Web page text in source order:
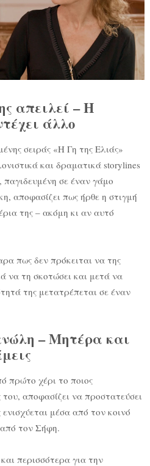
απειλεί – Η
άλλο
σειράς «Η Γη της Ελιάς»
και δραματικά storylines
σε έναν γάμο
αποφασίζει πως ήρθε η στιγμή
της – ακόμη κι αν αυτό
πως δεν πρόκειται να της
να τη σκοτώσει και μετά να
της μετατρέπεται σε έναν
– Μητέρα και
πρώτο χέρι το ποιος
αποφασίζει να προστατεύσει
μέσα από τον κοινό
τον Σήφη.
περισσότερα για την